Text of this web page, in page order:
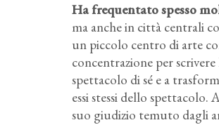
Ha frequentato spesso
ma anche in città centrali
un piccolo centro di arte
concentrazione per
spettacolo di sé e a
essi stessi dello
suo giudizio temuto dagli